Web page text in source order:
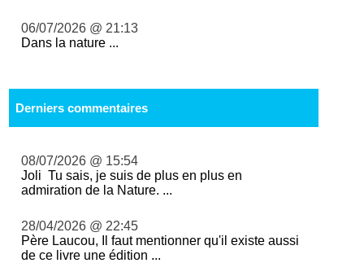
06/07/2026 @ 21:13
Dans la nature ...
Derniers commentaires
08/07/2026 @ 15:54
Joli Tu sais, je suis de plus en plus en
admiration de la Nature. ...
28/04/2026 @ 22:45
Père Laucou, Il faut mentionner qu'il existe aussi
de ce livre une édition ...